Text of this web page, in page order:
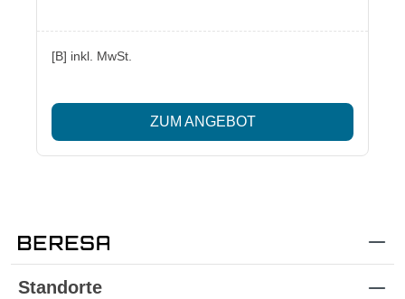
[B] inkl. MwSt.
ZUM ANGEBOT
Standorte